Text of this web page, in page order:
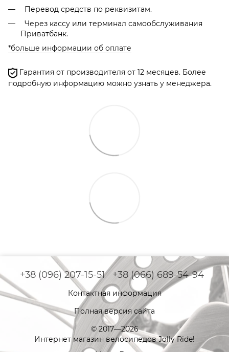
Перевод средств по реквизитам.
Через кассу или терминал самообслуживания
Приватбанк.
*больше информации об оплате
Гарантия от производителя от 12 месяцев. Более
подробную информацию можно узнать у менеджера.
+38 (096) 207-15-51 +38 (066) 689-54-94
Контактная информация
Полная версия сайта
© 2017—2026
Интернет магазин велосипедов Jolly Ride!